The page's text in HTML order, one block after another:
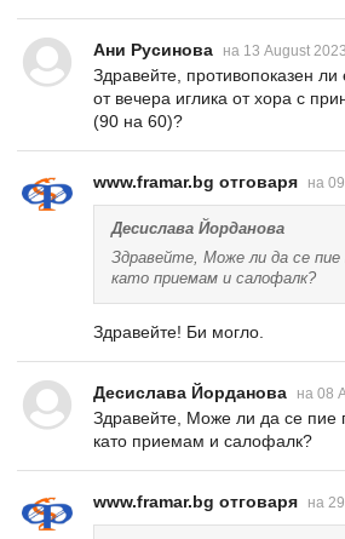
Ани Русинова на 13 August
Здравейте, противопоказен
от вечера иглика от хора с
(90 на 60)?
www.framar.bg отговаря на
Десислава Йорданова
Здравейте, Може ли да се пие
като приемам и салофалк?
Здравейте! Би могло.
Десислава Йорданова на 08
Здравейте, Може ли да се пие
като приемам и салофалк?
www.framar.bg отговаря на